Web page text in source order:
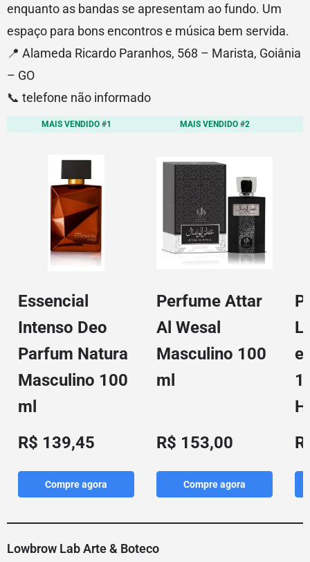
enquanto as bandas se apresentam ao fundo. Um
espaço para bons encontros e música bem servida.
📍 Alameda Ricardo Paranhos, 568 – Marista, Goiânia
– GO
📞 telefone não informado
MAIS VENDIDO #1
Essencial
Intenso Deo
Parfum Natura
Masculino 100
ml
R$ 139,45
Compre agora
MAIS VENDIDO #2
Perfume Attar
Al Wesal
Masculino 100
ml
R$ 153,00
Compre agora
Lowbrow Lab Arte & Boteco